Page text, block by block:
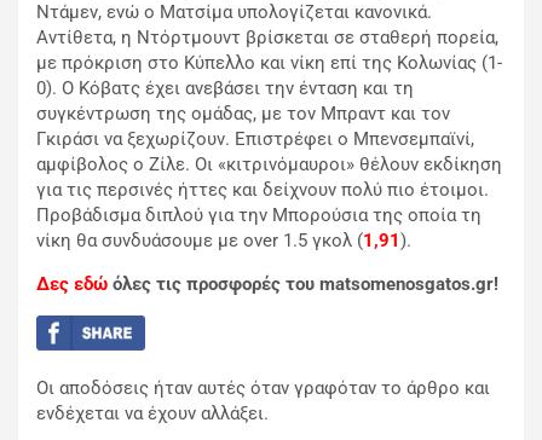
Ντάμεν, ενώ ο Ματσίμα υπολογίζεται κανονικά.
Αντίθετα, η Ντόρτμουντ βρίσκεται σε σταθερή πορεία,
με πρόκριση στο Κύπελλο και νίκη επί της Κολωνίας (1-
0). Ο Κόβατς έχει ανεβάσει την ένταση και τη
συγκέντρωση της ομάδας, με τον Μπραντ και τον
Γκιράσι να ξεχωρίζουν. Επιστρέφει ο Μπενσεμπαϊνί,
αμφίβολος ο Ζίλε. Οι «κιτρινόμαυροι» θέλουν εκδίκηση
για τις περσινές ήττες και δείχνουν πολύ πιο έτοιμοι.
Προβάδισμα διπλού για την Μπορούσια της οποία τη
νίκη θα συνδυάσουμε με over 1.5 γκολ (1,91 ).
Δες εδώ όλες τις προσφορές του matsomenosgatos.gr!
Οι αποδόσεις ήταν αυτές όταν γραφόταν το άρθρο και
ενδέχεται να έχουν αλλάξει.